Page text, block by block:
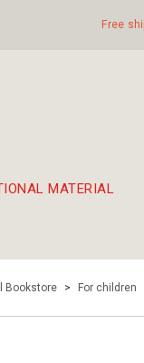
Free
MATERIAL
Bookstore > For children